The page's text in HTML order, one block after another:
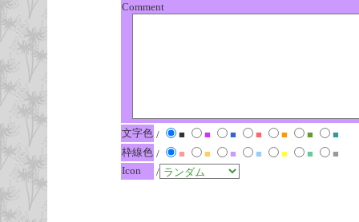
Comment
文字色 / ■ ■ ■ ■ ■ ■
■
枠線色 / ■ ■ ■ ■ ■ ■
■
Icon
/